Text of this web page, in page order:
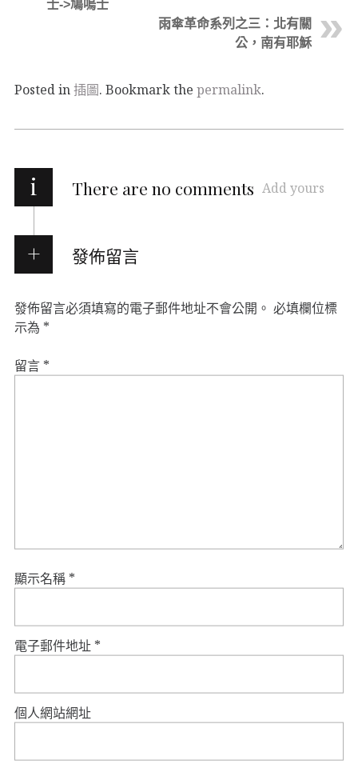
士->鳩嗚士
雨傘革命系列之三：北有關
公，南有耶穌
Posted in插圖. Bookmark the permalink.
i There are no comments Add yours
發佈留言
發佈留言必須填寫的電子郵件地址不會公開。 必填欄位標
示為 *
留言 *
顯示名稱 *
電子郵件地址 *
個人網站網址